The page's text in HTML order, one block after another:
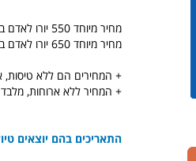
מחיר מיוחד 550 יורו לאדם בחדר זוגי.
מחיר מיוחד 650 יורו לאדם בחדר יחיד.
+ המחירים הם ללא טיסות,
+ המחיר ללא ארוחות, מלבד
התאריכים בהם יוצאים